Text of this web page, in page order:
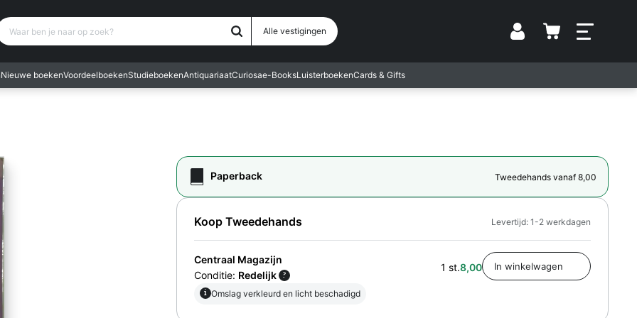
Alle vestigingen Vestiging
ben je naar op zoek?
Nieuwe boekenVoordeelboekenStudieboekenAntiquariaatCuriosae-BooksLuisterboekenCards & Gifts
Paperback Tweedehands vanaf 8,00
Koop Tweedehands
Centraal Magazijn
Conditie: Redelijk ?
1 st.8,00
i Omslag verkleurd en licht beschadigd
Levertijd: 1-2 werkdagen